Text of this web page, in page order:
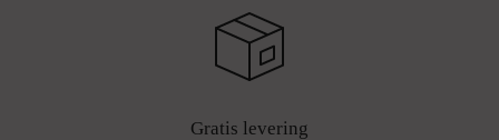
Gratis levering